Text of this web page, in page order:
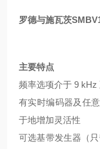
罗德与施瓦茨
主要特点
频率选项介于 9 kHz
有实时编码器及任
于地增加灵活性
可选基带发生器（